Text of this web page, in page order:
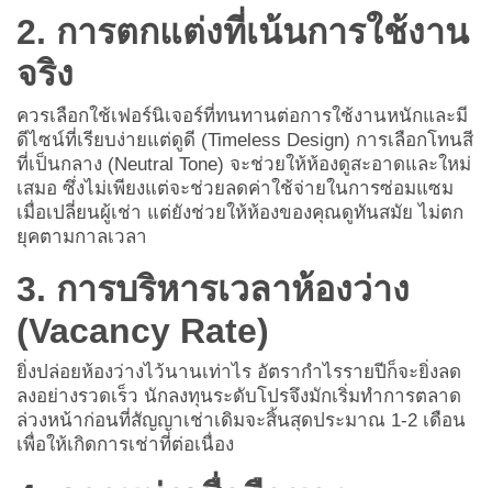
2. การตกแต่งที่เน้นการใช้งาน
จริง
ควรเลือกใช้เฟอร์นิเจอร์ที่ทนทานต่อการใช้งานหนักและมี
ดีไซน์ที่เรียบง่ายแต่ดูดี (Timeless Design) การเลือกโทนสี
ที่เป็นกลาง (Neutral Tone) จะช่วยให้ห้องดูสะอาดและใหม่
เสมอ ซึ่งไม่เพียงแต่จะช่วยลดค่าใช้จ่ายในการซ่อมแซม
เมื่อเปลี่ยนผู้เช่า แต่ยังช่วยให้ห้องของคุณดูทันสมัย ไม่ตก
ยุคตามกาลเวลา
3. การบริหารเวลาห้องว่าง
(Vacancy Rate)
ยิ่งปล่อยห้องว่างไว้นานเท่าไร อัตรากำไรรายปีก็จะยิ่งลด
ลงอย่างรวดเร็ว นักลงทุนระดับโปรจึงมักเริ่มทำการตลาด
ล่วงหน้าก่อนที่สัญญาเช่าเดิมจะสิ้นสุดประมาณ 1-2 เดือน
เพื่อให้เกิดการเช่าที่ต่อเนื่อง